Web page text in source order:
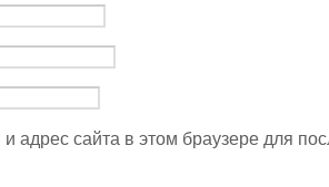
адрес сайта в этом браузере для